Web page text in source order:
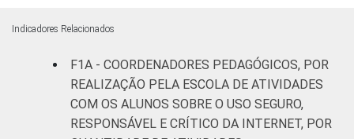
Sudeste 4
Sul 2
Indicadores Relacionados
F1A - COORDENADORES PEDAGÓGICOS, POR
REALIZAÇÃO PELA ESCOLA DE ATIVIDADES
COM OS ALUNOS SOBRE O USO SEGURO,
RESPONSÁVEL E CRÍTICO DA INTERNET, POR